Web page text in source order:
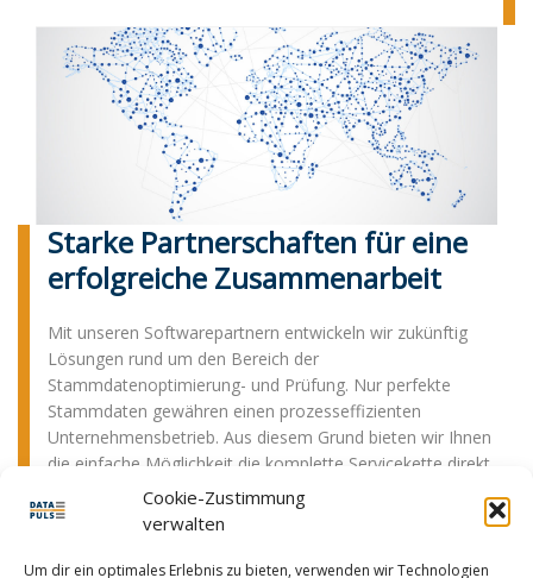
Cookie-Zustimmung
verwalten
Um dir ein optimales Erlebnis zu bieten, verwenden wir Technologien
Starke Partnerschaften für eine
erfolgreiche Zusammenarbeit
Mit unseren Softwarepartnern entwickeln wir zukünftig
Lösungen rund um den Bereich der
Stammdatenoptimierung- und Prüfung. Nur perfekte
Stammdaten gewähren einen prozesseffizienten
Unternehmensbetrieb. Aus diesem Grund bieten wir Ihnen
die einfache Möglichkeit die komplette Servicekette direkt
von uns zu beziehen. Rechnen Sie mit uns, Ihre Experten
für prozesseffiziente Stammdaten.